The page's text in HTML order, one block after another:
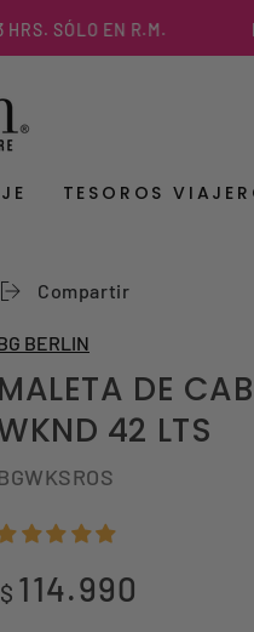
EN R.M.
TESOROS
Compartir
BERLIN
MALETA DE
42 LTS
Precio
regular
$ 114.990